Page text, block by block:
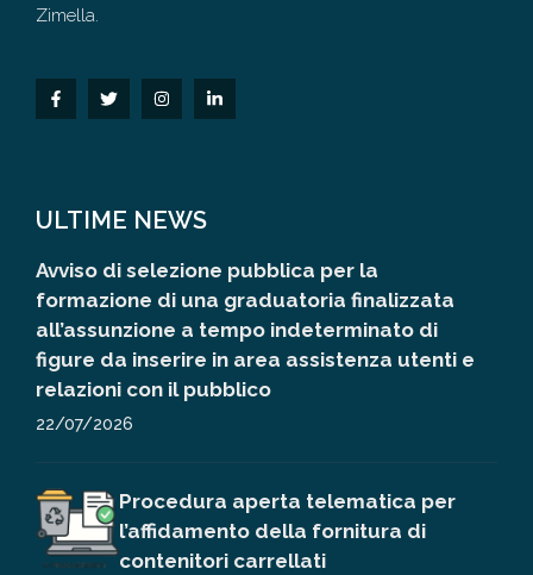
Zimella.
ULTIME NEWS
Avviso di selezione pubblica per la
formazione di una graduatoria finalizzata
all’assunzione a tempo indeterminato di
figure da inserire in area assistenza utenti e
relazioni con il pubblico
22/07/2026
Procedura aperta telematica per
l’affidamento della fornitura di
contenitori carrellati